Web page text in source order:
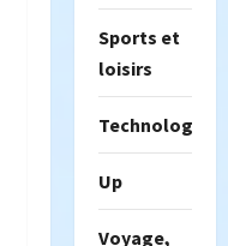
Sports et
loisirs
Technologie
Up
Voyage,